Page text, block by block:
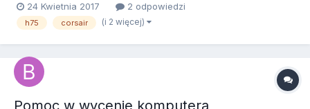
nim tak jakby bulgotanie, przelewająca się ciecz. Trochę mnie to
zastanowiło bo na forach piszą, że nie może być w obiegu po...
24 Kwietnia 2017 2 odpowiedzi
h75 corsair (i 2 więcej)
Pomoc w wycenie komputera